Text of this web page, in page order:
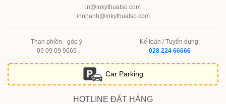
in@inkythuatso.com
innhanh@inkythuatso.com
Than phiền - góp ý
09 09 09 9669
Kế toán / Tuyển dụng:
028 224 66666
Car Parking
HOTLINE ĐẶT HÀNG